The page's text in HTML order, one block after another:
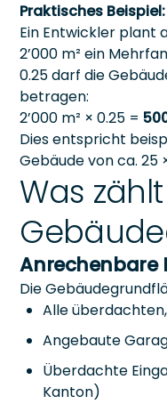
Praktisches Beispiel:
Ein Entwickler plant
2’000 m² ein
0.25 darf die
betragen:
2’000 m² × 0.25 =
Dies entspricht
Gebäude von ca. 25
Was
Anrechenbare
Die
Alle
Angebaute
Überdachte
Kanton)